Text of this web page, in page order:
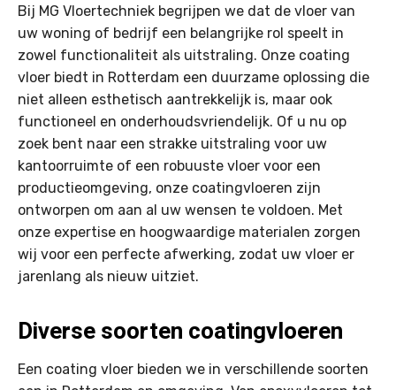
Bij MG Vloertechniek begrijpen we dat de vloer van
uw woning of bedrijf een belangrijke rol speelt in
zowel functionaliteit als uitstraling. Onze coating
vloer biedt in Rotterdam een duurzame oplossing die
niet alleen esthetisch aantrekkelijk is, maar ook
functioneel en onderhoudsvriendelijk. Of u nu op
zoek bent naar een strakke uitstraling voor uw
kantoorruimte of een robuuste vloer voor een
productieomgeving, onze coatingvloeren zijn
ontworpen om aan al uw wensen te voldoen. Met
onze expertise en hoogwaardige materialen zorgen
wij voor een perfecte afwerking, zodat uw vloer er
jarenlang als nieuw uitziet.
Diverse soorten coatingvloeren
Een coating vloer bieden we in verschillende soorten